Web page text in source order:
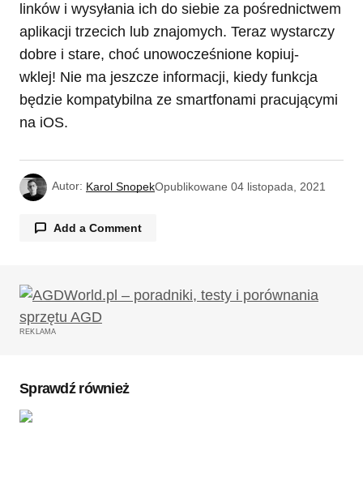
linków i wysyłania ich do siebie za pośrednictwem
aplikacji trzecich lub znajomych. Teraz wystarczy
dobre i stare, choć unowocześnione kopiuj-
wklej! Nie ma jeszcze informacji, kiedy funkcja
będzie kompatybilna ze smartfonami pracującymi
na iOS.
Autor: Karol SnopekOpublikowane 04 listopada, 2021
Add a Comment
Twój adres email nie zostanie opublikowany.
Wymagane pola są oznaczone
REKLAMA
Sprawdź również